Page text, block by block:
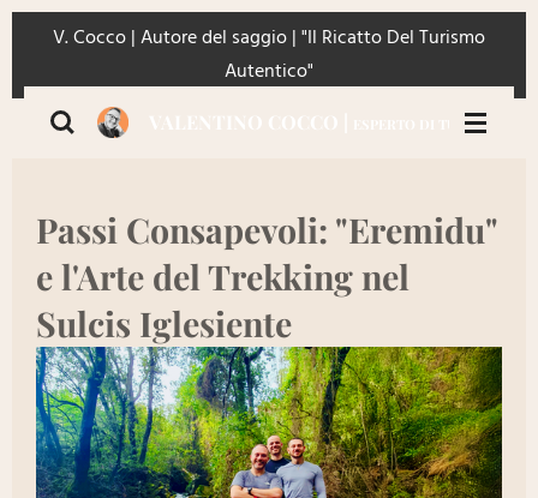
contenuto
principale
VALENTINO COCCO | ESPERTO DI TURISMO |
V. Cocco | Autore del saggio | "Il Ricatto Del Turismo
Autentico"
Passi Consapevoli: "Eremidu"
e l'Arte del Trekking nel
Sulcis Iglesiente